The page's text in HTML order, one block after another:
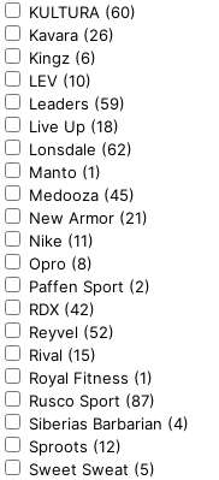
KULTURA (60)
Kavara (26)
Kingz (6)
LEV (10)
Leaders (59)
Live Up (18)
Lonsdale (62)
Manto (1)
Medooza (45)
New Armor (21)
Nike (11)
Opro (8)
Paffen Sport (2)
RDX (42)
Reyvel (52)
Rival (15)
Royal Fitness (1)
Rusco Sport (87)
Siberias Barbarian (4)
Sproots (12)
Sweet Sweat (5)